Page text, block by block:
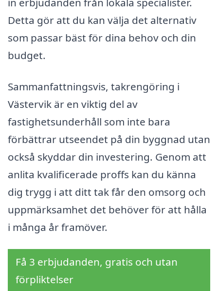
Detta gör att du kan välja det alternativ
som passar bäst för dina behov och din
budget.
Sammanfattningsvis, takrengöring i
Västervik är en viktig del av
fastighetsunderhåll som inte bara
förbättrar utseendet på din byggnad utan
också skyddar din investering. Genom att
anlita kvalificerade proffs kan du känna
dig trygg i att ditt tak får den omsorg och
uppmärksamhet det behöver för att hålla
i många år framöver.
Få 3 erbjudanden, gratis och utan
förpliktelser